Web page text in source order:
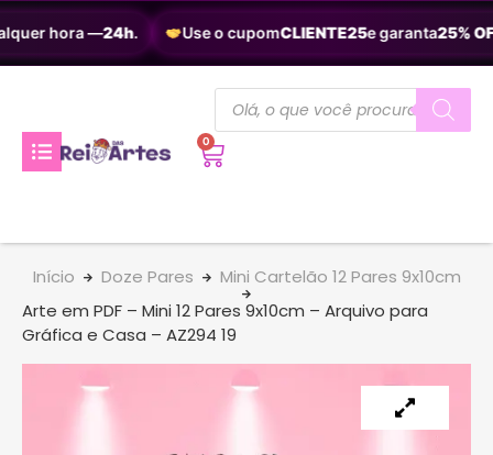
hora —24h. Use o cupomCLIENTE25e garanta25% OFF
0
Início Doze Pares
Mini Cartelão 12 Pares 9x10cm
Arte em PDF – Mini 12 Pares 9x10cm – Arquivo para
Gráfica e Casa – AZ294 19